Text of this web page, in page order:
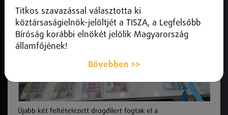
Újabb két feltételezett drogdílert fogtak el a
Titkos szavazással választotta ki
köztársaságielnök-jelöltjét a TISZA, a Legfelsőbb
Bíróság korábbi elnökét jelölik Magyarország
államfőjének!
Bővebben >>